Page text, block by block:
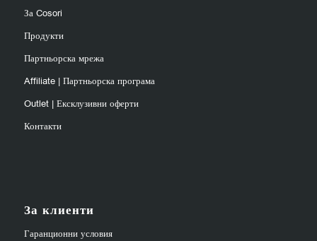
За Cosori
Продукти
Партньорска мрежа
Affiliate | Партньорска програма
Outlet | Ексклузивни оферти
Контакти
За клиенти
Гаранционни условия